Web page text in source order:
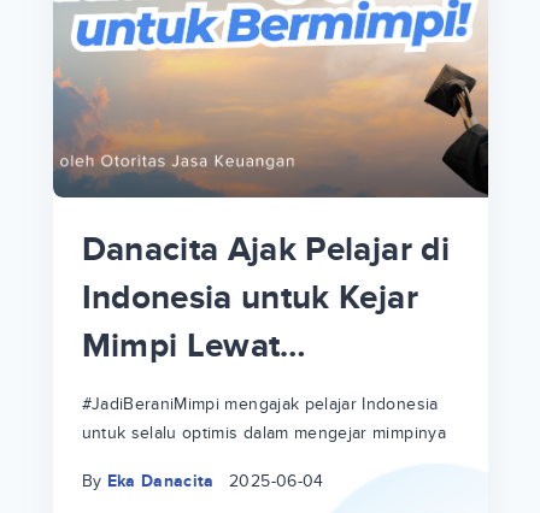
Danacita Ajak Pelajar di
Indonesia untuk Kejar
Mimpi Lewat
#JadiBeraniMimpi
#JadiBeraniMimpi mengajak pelajar Indonesia
untuk selalu optimis dalam mengejar mimpinya
By Eka Danacita 2025-06-04